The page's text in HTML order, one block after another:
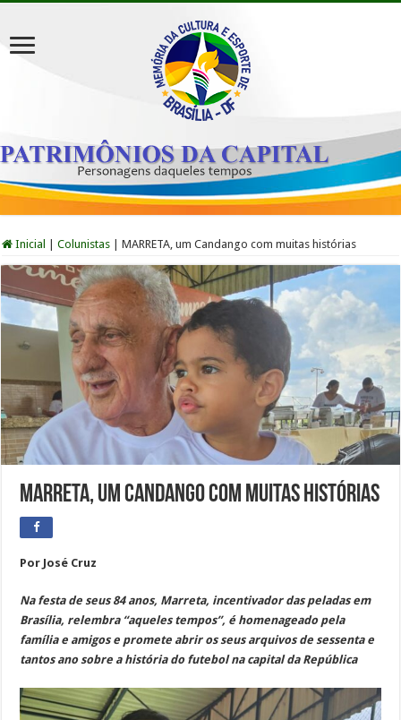
Inicial Colunistas MARRETA, um Candango com muitas histórias
MARRETA, um Candango com muitas histórias
Por José Cruz
Na festa de seus 84 anos, Marreta, incentivador das peladas em
Brasília, relembra “aqueles tempos”, é homenageado pela
família e amigos e promete abrir os seus arquivos de sessenta e
tantos ano sobre a história do futebol na capital da República